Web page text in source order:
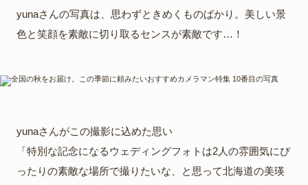
yunaさんの写真は、思わずときめくものばかり。美しい景
色と笑顔を素敵に切り取るセンスが素敵です…！
yunaさんがこの撮影に込めた思い
「特別な記念になるウェディングフォトは2人の雰囲気にぴ
ったりの素敵な場所で撮りたいな、と思って北海道の美瑛